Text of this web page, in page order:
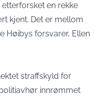
en rekke
kjent. Det er mellom
Høibys forsvarer, Ellen
straffskyld for
innrømmet